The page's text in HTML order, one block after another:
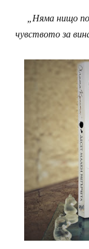
„Няма нищо
чувството за